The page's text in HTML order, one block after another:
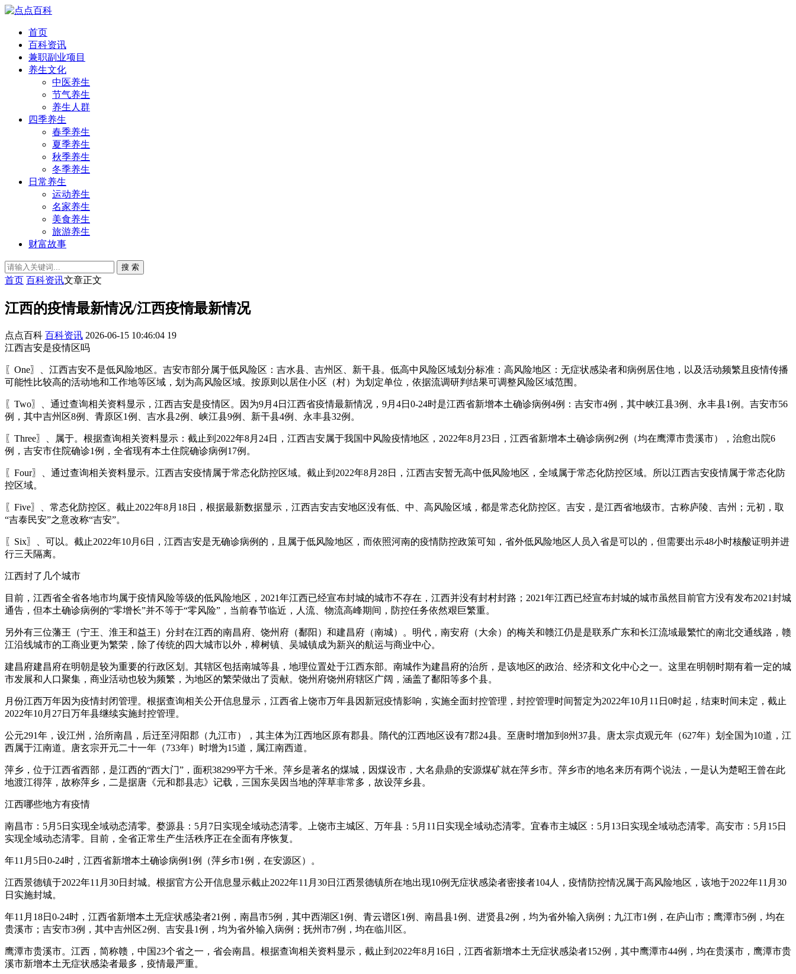
首页
百科资讯
兼职副业项目
养生文化
中医养生
节气养生
养生人群
四季养生
春季养生
夏季养生
秋季养生
冬季养生
日常养生
运动养生
名家养生
美食养生
旅游养生
财富故事
搜 索
首页 百科资讯文章正文
江西的疫情最新情况/江西疫惰最新情况
点点百科 百科资讯 2026-06-15 10:46:04 19
江西吉安是疫情区吗
〖One〗、江西吉安不是低风险地区。吉安市部分属于低风险区：吉水县、吉州区、新干县。低高中风险区域划分标准：高风险地区：无症状感染者和病例居住地，以及活动频繁且疫情传播
可能性比较高的活动地和工作地等区域，划为高风险区域。按原则以居住小区（村）为划定单位，依据流调研判结果可调整风险区域范围。
〖Two〗、通过查询相关资料显示，江西吉安是疫情区。因为9月4日江西省疫情最新情况，9月4日0-24时是江西省新增本土确诊病例4例：吉安市4例，其中峡江县3例、永丰县1例。吉安市56
例，其中吉州区8例、青原区1例、吉水县2例、峡江县9例、新干县4例、永丰县32例。
〖Three〗、属于。根据查询相关资料显示：截止到2022年8月24日，江西吉安属于我国中风险疫情地区，2022年8月23日，江西省新增本土确诊病例2例（均在鹰潭市贵溪市），治愈出院6
例，吉安市住院确诊1例，全省现有本土住院确诊病例17例。
〖Four〗、通过查询相关资料显示。江西吉安疫情属于常态化防控区域。截止到2022年8月28日，江西吉安暂无高中低风险地区，全域属于常态化防控区域。所以江西吉安疫情属于常态化防
控区域。
〖Five〗、常态化防控区。截止2022年8月18日，根据最新数据显示，江西吉安吉安地区没有低、中、高风险区域，都是常态化防控区。吉安，是江西省地级市。古称庐陵、吉州；元初，取
“吉泰民安”之意改称“吉安”。
〖Six〗、可以。截止2022年10月6日，江西吉安是无确诊病例的，且属于低风险地区，而依照河南的疫情防控政策可知，省外低风险地区人员入省是可以的，但需要出示48小时核酸证明并进
行三天隔离。
江西封了几个城市
目前，江西省全省各地市均属于疫情风险等级的低风险地区，2021年江西已经宣布封城的城市不存在，江西并没有封村封路；2021年江西已经宣布封城的城市虽然目前官方没有发布2021封城
通告，但本土确诊病例的“零增长”并不等于“零风险”，当前春节临近，人流、物流高峰期间，防控任务依然艰巨繁重。
另外有三位藩王（宁王、淮王和益王）分封在江西的南昌府、饶州府（鄱阳）和建昌府（南城）。明代，南安府（大余）的梅关和赣江仍是是联系广东和长江流域最繁忙的南北交通线路，赣
江沿线城市的工商业更为繁荣，除了传统的四大城市以外，樟树镇、吴城镇成为新兴的航运与商业中心。
建昌府建昌府在明朝是较为重要的行政区划。其辖区包括南城等县，地理位置处于江西东部。南城作为建昌府的治所，是该地区的政治、经济和文化中心之一。这里在明朝时期有着一定的城
市发展和人口聚集，商业活动也较为频繁，为地区的繁荣做出了贡献。饶州府饶州府辖区广阔，涵盖了鄱阳等多个县。
月份江西万年因为疫情封闭管理。根据查询相关公开信息显示，江西省上饶市万年县因新冠疫情影响，实施全面封控管理，封控管理时间暂定为2022年10月11日0时起，结束时间未定，截止
2022年10月27日万年县继续实施封控管理。
公元291年，设江州，治所南昌，后迁至浔阳郡（九江市），其主体为江西地区原有郡县。隋代的江西地区设有7郡24县。至唐时增加到8州37县。唐太宗贞观元年（627年）划全国为10道，江
西属于江南道。唐玄宗开元二十一年（733年）时增为15道，属江南西道。
萍乡，位于江西省西部，是江西的“西大门”，面积38299平方千米。萍乡是著名的煤城，因煤设市，大名鼎鼎的安源煤矿就在萍乡市。萍乡市的地名来历有两个说法，一是认为楚昭王曾在此
地渡江得萍，故称萍乡，二是据唐《元和郡县志》记载，三国东吴因当地的萍草非常多，故设萍乡县。
江西哪些地方有疫情
南昌市：5月5日实现全域动态清零。婺源县：5月7日实现全域动态清零。上饶市主城区、万年县：5月11日实现全域动态清零。宜春市主城区：5月13日实现全域动态清零。高安市：5月15日
实现全域动态清零。目前，全省正常生产生活秩序正在全面有序恢复。
年11月5日0-24时，江西省新增本土确诊病例1例（萍乡市1例，在安源区）。
江西景德镇于2022年11月30日封城。根据官方公开信息显示截止2022年11月30日江西景德镇所在地出现10例无症状感染者密接者104人，疫情防控情况属于高风险地区，该地于2022年11月30
日实施封城。
年11月18日0-24时，江西省新增本土无症状感染者21例，南昌市5例，其中西湖区1例、青云谱区1例、南昌县1例、进贤县2例，均为省外输入病例；九江市1例，在庐山市；鹰潭市5例，均在
贵溪市；吉安市3例，其中吉州区2例、吉安县1例，均为省外输入病例；抚州市7例，均在临川区。
鹰潭市贵溪市。江西，简称赣，中国23个省之一，省会南昌。根据查询相关资料显示，截止到2022年8月16日，江西省新增本土无症状感染者152例，其中鹰潭市44例，均在贵溪市，鹰潭市贵
溪市新增本土无症状感染者最多，疫情最严重。